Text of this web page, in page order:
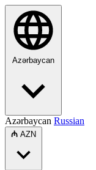
Azərbaycan
Azərbaycan Russian
₼ AZN